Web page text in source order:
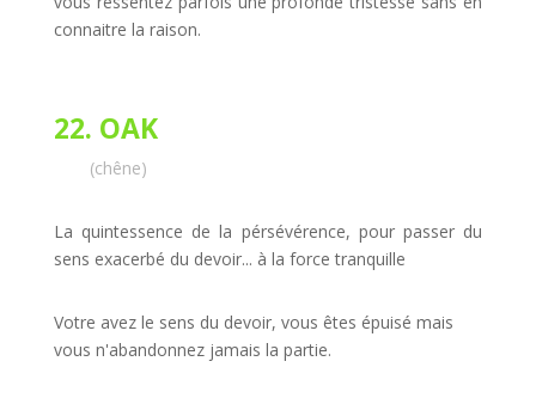
connaitre la raison.
22. OAK
(chêne)
La quintessence de la pérsévérence, pour passer du
sens exacerbé du devoir... à la force tranquille
Votre avez le sens du devoir, vous êtes épuisé mais
vous n'abandonnez jamais la partie.